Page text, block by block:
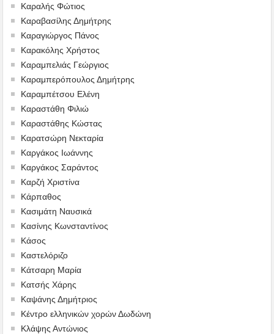
Καραλής Φώτιος
Καραβασίλης Δημήτρης
Καραγιώργος Πάνος
Καρακόλης Χρήστος
Καραμπελιάς Γεώργιος
Καραμπερόπουλος Δημήτρης
Καραμπέτσου Ελένη
Καραστάθη Φιλιώ
Καραστάθης Κώστας
Καρατσώρη Νεκταρία
Καργάκος Ιωάννης
Καργάκος Σαράντος
Καρζή Χριστίνα
Κάρπαθος
Κασιμάτη Ναυσικά
Κασίνης Κωνσταντίνος
Κάσος
Καστελόριζο
Κάτσαρη Μαρία
Κατσής Χάρης
Καψάνης Δημήτριος
Κέντρο ελληνικών χορών Δωδώνη
Κλάψης Αντώνιος